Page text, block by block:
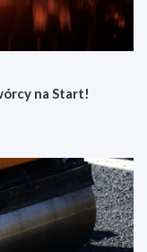
na Start!